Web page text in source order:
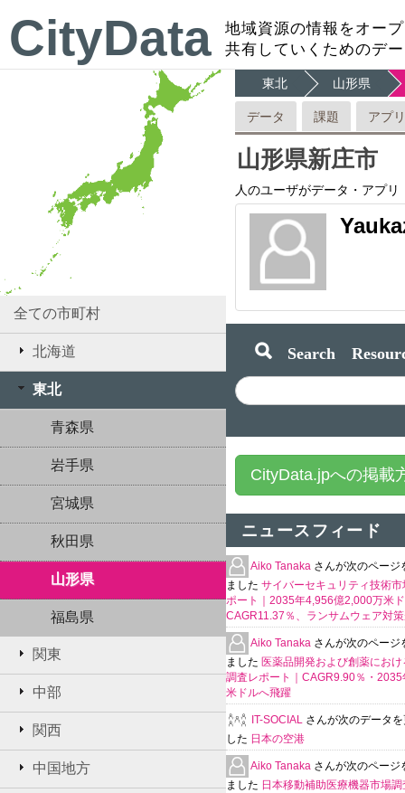
CityData
地域資源の情報をオー
共有していくためのデ
全ての市町村
北海道
東北
青森県
岩手県
宮城県
秋田県
山形県
福島県
関東
中部
関西
中国地方
東北 山形県
データ 課題 アプリ
山形県新庄市
人のユーザがデータ・アプ
Search
CityData.jpへの掲載
ニュースフィード
Aiko Tanaka さんが次のページ
ました サイバーセキュリティ技術市
ポート｜2035年4,956億2,000万米
CAGR11.37％、ランサムウェア対
Aiko Tanaka さんが次のページ
ました 医薬品開発および創薬にお
調査レポート｜CAGR9.90％・
米ドルへ飛躍
IT-SOCIAL さんが次のデータ
した 日本の空港
Aiko Tanaka さんが次のページ
ました 日本移動補助医療機器市場